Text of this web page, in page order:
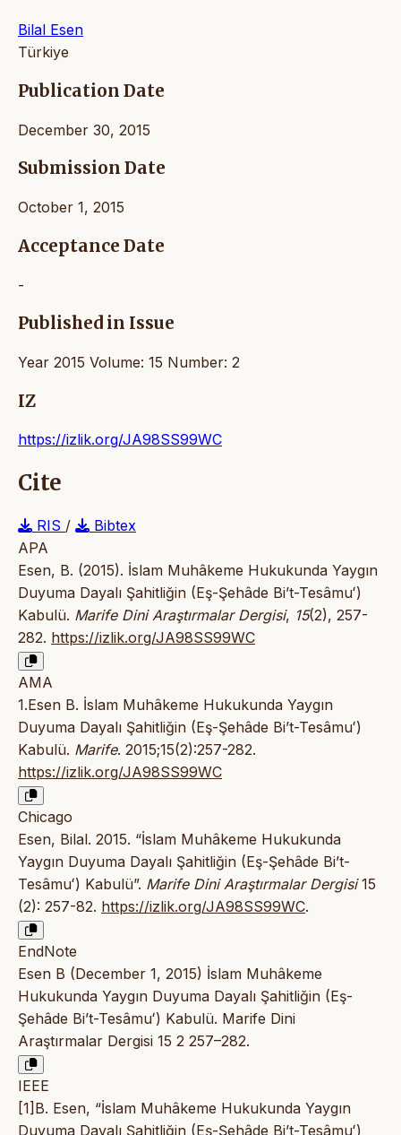
Bilal Esen
Türkiye
Publication Date
December 30, 2015
Submission Date
October 1, 2015
Acceptance Date
-
Published in Issue
Year 2015 Volume: 15 Number: 2
IZ
https://izlik.org/JA98SS99WC
Cite
RIS /
Bibtex
APA
Esen, B. (2015). İslam Muhâkeme Hukukunda Yaygın
Duyuma Dayalı Şahitliğin (Eş-Şehâde Bi’t-Tesâmuʻ)
Kabulü. Marife Dini Araştırmalar Dergisi, 15(2), 257-
282. https://izlik.org/JA98SS99WC
AMA
1.Esen B. İslam Muhâkeme Hukukunda Yaygın
Duyuma Dayalı Şahitliğin (Eş-Şehâde Bi’t-Tesâmuʻ)
Kabulü. Marife. 2015;15(2):257-282.
https://izlik.org/JA98SS99WC
Chicago
Esen, Bilal. 2015. “İslam Muhâkeme Hukukunda
Yaygın Duyuma Dayalı Şahitliğin (Eş-Şehâde Bi’t-
Tesâmuʻ) Kabulü”. Marife Dini Araştırmalar Dergisi15
(2): 257-82. https://izlik.org/JA98SS99WC.
EndNote
Esen B (December 1, 2015) İslam Muhâkeme
Hukukunda Yaygın Duyuma Dayalı Şahitliğin (Eş-
Şehâde Bi’t-Tesâmuʻ) Kabulü. Marife Dini
Araştırmalar Dergisi 15 2 257–282.
IEEE
[1]B. Esen, “İslam Muhâkeme Hukukunda Yaygın
Duyuma Dayalı Şahitliğin (Eş-Şehâde Bi’t-Tesâmuʻ)